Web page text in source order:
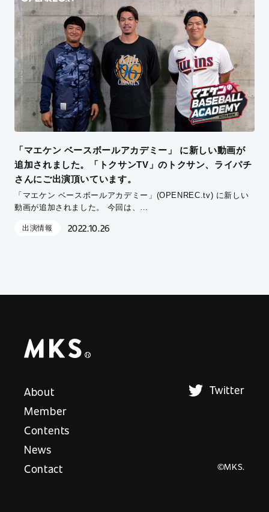
「マエケン ベースボールアカデミー」 に新しい動画が
追加されました。「トクサンTV」のトクサン、ライパチ
さんにご出演頂いています。
「マエケン ベースボールアカデミー」(OPENREC.tv) に新しい
動画が追加されました。 今回は、…
出演情報 2022.10.26
About
Member
Contents
News
Contact
Twitter
©MKS.